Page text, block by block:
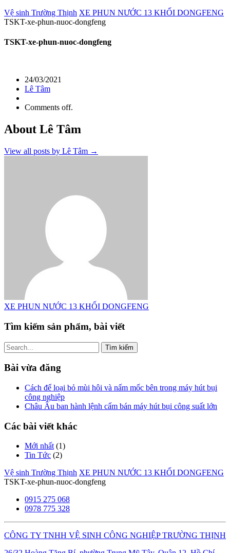
Vệ sinh Trường Thịnh XE PHUN NƯỚC 13 KHỐI DONGFENG
TSKT-xe-phun-nuoc-dongfeng
TSKT-xe-phun-nuoc-dongfeng
24/03/2021
Lê Tâm
Comments off.
About Lê Tâm
View all posts by Lê Tâm →
XE PHUN NƯỚC 13 KHỐI DONGFENG
Tìm kiếm sản phẩm, bài viết
Tìm
kiếm
cho:
Bài vừa đăng
Cách để loại bỏ mùi hôi và nấm mốc bên trong máy hút bụi
công nghiệp
Châu Âu ban hành lệnh cấm bán máy hút bụi công suất lớn
Các bài viết khác
Mới nhất(1)
Tin Tức (2)
Vệ sinh Trường Thịnh XE PHUN NƯỚC 13 KHỐI DONGFENG
TSKT-xe-phun-nuoc-dongfeng
0915 275 068
0978 775 328
CÔNG TY TNHH VỆ SINH CÔNG NGHIỆP TRƯỜNG THỊNH